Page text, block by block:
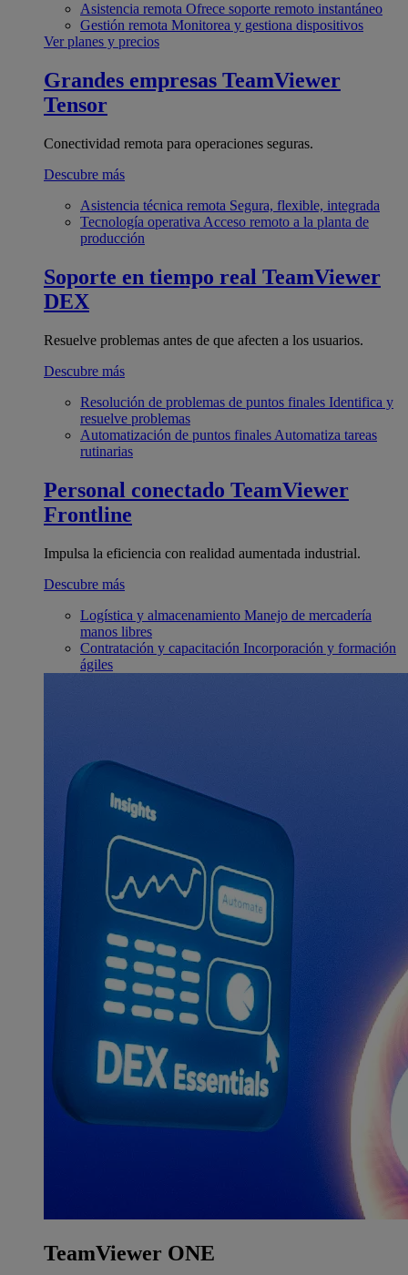
Asistencia remota Ofrece soporte remoto instantáneo
Gestión remota Monitorea y gestiona dispositivos
Ver planes y precios
Grandes empresas TeamViewer
Tensor
Conectividad remota para operaciones seguras.
Descubre más
Asistencia técnica remota Segura, flexible, integrada
Tecnología operativa Acceso remoto a la planta de
producción
Soporte en tiempo real TeamViewer
DEX
Resuelve problemas antes de que afecten a los usuarios.
Descubre más
Resolución de problemas de puntos finales Identifica y
resuelve problemas
Automatización de puntos finales Automatiza tareas
rutinarias
Personal conectado TeamViewer
Frontline
Impulsa la eficiencia con realidad aumentada industrial.
Descubre más
Logística y almacenamiento Manejo de mercadería
manos libres
Contratación y capacitación Incorporación y formación
ágiles
TeamViewer ONE